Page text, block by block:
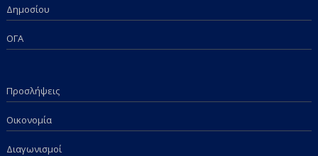
Δημοσίου
ΟΓΑ
Προσλήψεις
Οικονομία
Διαγωνισμοί